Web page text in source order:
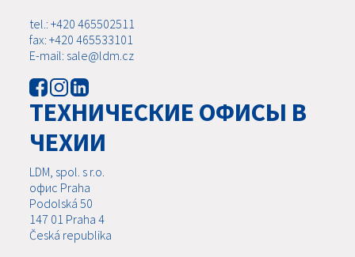
tel.: +420 465502511
fax: +420 465533101
E-mail: sale@ldm.cz
ТЕХНИЧЕСКИЕ ОФИСЫ В
ЧЕХИИ
LDM, spol. s r.o.
офис Praha
Podolská 50
147 01 Praha 4
Česká republika